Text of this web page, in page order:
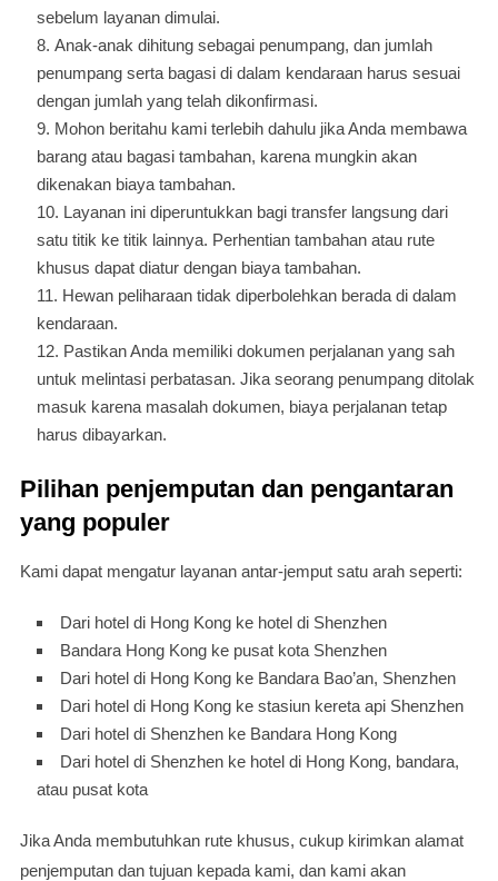
sebelum layanan dimulai.
Anak-anak dihitung sebagai penumpang, dan jumlah
penumpang serta bagasi di dalam kendaraan harus sesuai
dengan jumlah yang telah dikonfirmasi.
Mohon beritahu kami terlebih dahulu jika Anda membawa
barang atau bagasi tambahan, karena mungkin akan
dikenakan biaya tambahan.
Layanan ini diperuntukkan bagi transfer langsung dari
satu titik ke titik lainnya. Perhentian tambahan atau rute
khusus dapat diatur dengan biaya tambahan.
Hewan peliharaan tidak diperbolehkan berada di dalam
kendaraan.
Pastikan Anda memiliki dokumen perjalanan yang sah
untuk melintasi perbatasan. Jika seorang penumpang ditolak
masuk karena masalah dokumen, biaya perjalanan tetap
harus dibayarkan.
Pilihan penjemputan dan pengantaran
yang populer
Kami dapat mengatur layanan antar-jemput satu arah seperti:
Dari hotel di Hong Kong ke hotel di Shenzhen
Bandara Hong Kong ke pusat kota Shenzhen
Dari hotel di Hong Kong ke Bandara Bao’an, Shenzhen
Dari hotel di Hong Kong ke stasiun kereta api Shenzhen
Dari hotel di Shenzhen ke Bandara Hong Kong
Dari hotel di Shenzhen ke hotel di Hong Kong, bandara,
atau pusat kota
Jika Anda membutuhkan rute khusus, cukup kirimkan alamat
penjemputan dan tujuan kepada kami, dan kami akan